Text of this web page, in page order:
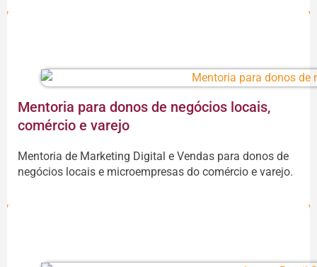
Mentoria para donos de negócios locais,
comércio e varejo
Mentoria de Marketing Digital e Vendas para donos de
negócios locais e microempresas do comércio e varejo.